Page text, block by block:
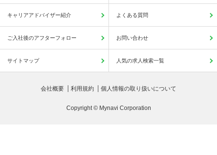
キャリアアドバイザー紹介 よくある質問
ご入社後のアフターフォロー お問い合わせ
サイトマップ 人気の求人検索一覧
会社概要 利用規約 個人情報の取り扱いについて
Copyright © Mynavi Corporation